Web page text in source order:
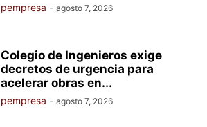
pempresa - agosto 7, 2026
Colegio de Ingenieros exige
decretos de urgencia para
acelerar obras en...
pempresa - agosto 7, 2026